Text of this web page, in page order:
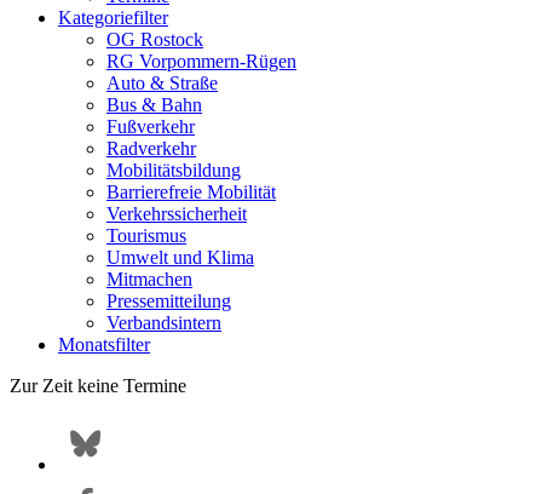
Kategoriefilter
OG Rostock
RG Vorpommern-Rügen
Auto & Straße
Bus & Bahn
Fußverkehr
Radverkehr
Mobilitätsbildung
Barrierefreie Mobilität
Verkehrssicherheit
Tourismus
Umwelt und Klima
Mitmachen
Pressemitteilung
Verbandsintern
Monatsfilter
Zur Zeit keine Termine